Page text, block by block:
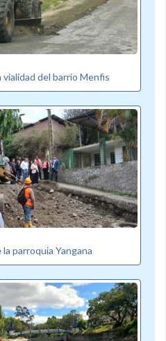
del barrio Menfis
parroquia Yangana